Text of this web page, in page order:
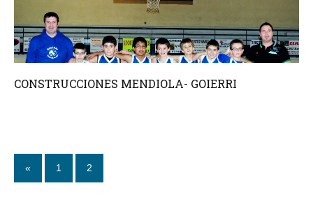
CONSTRUCCIONES MENDIOLA- GOIERRI
« 1 2